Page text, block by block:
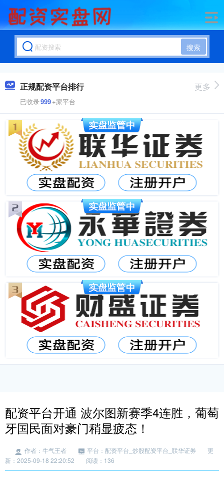
搜索
正规配资平台排行
已收录999+家平台
更多
配资平台开通 波尔图新赛季4连胜，葡萄
牙国民面对豪门稍显疲态！
作者：牛气王者 平台：配资平台_炒股配资平台_联华证券
更
新：2025-09-18 22:20:52
阅读：136